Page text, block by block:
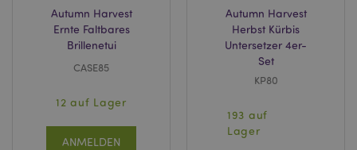
Autumn Harvest
Ernte Faltbares
Brillenetui
CASE85
12 auf Lager
ANMELDEN
Autumn Harvest
Herbst Kürbis
Untersetzer 4er-
Set
KP80
193 auf
Lager